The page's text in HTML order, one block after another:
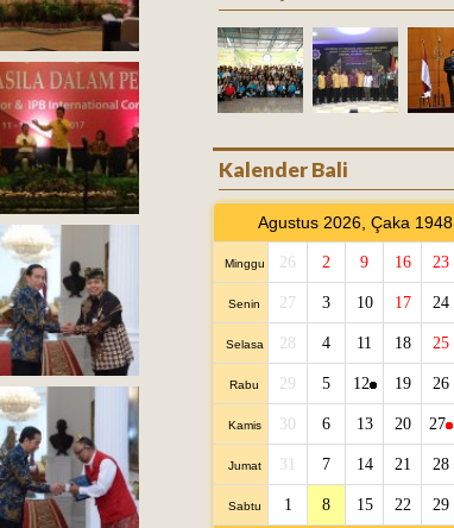
Kalender Bali
Agustus 2026, Çaka 1948
Minggu 26 2 9 16 23
Senin 27 3 10 17 24
Selasa 28 4 11 18 25
Rabu 29 5 12 19 26
Kamis 30 6 13 20 27
Jumat 31 7 14 21 28
Sabtu 1 8 15 22 29